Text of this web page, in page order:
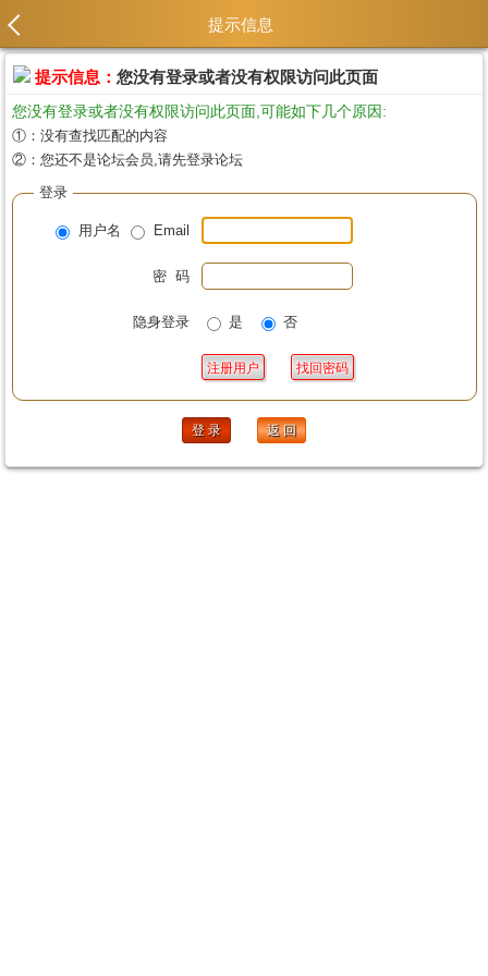
提示信息
提示信息： 您没有登录或者没有权限访问此页面
您没有登录或者没有权限访问此页面,可能如下几个原因:
①：没有查找匹配的内容
②：您还不是论坛会员,请先登录论坛
登录
用户名 Email
密 码
隐身登录 是 否